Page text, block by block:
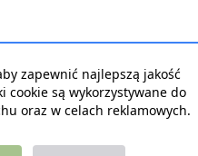
zapewnić najlepszą jakość
cookie są wykorzystywane do
oraz w celach reklamowych.